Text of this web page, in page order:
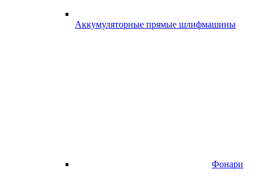
Аккумуляторные прямые шлифмашины
Фонари